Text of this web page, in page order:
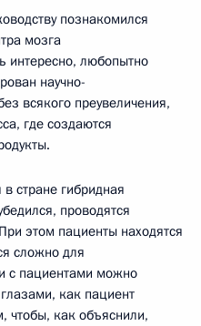
познакомился
мозга
интересно, любопытно
научно-
всякого преувеличения,
где создаются
стране гибридная
проводятся
этом пациенты находятся
сложно для
с пациентами можно
как пациент
чтобы, как объяснили,